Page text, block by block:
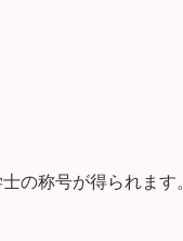
の称号が得られます。